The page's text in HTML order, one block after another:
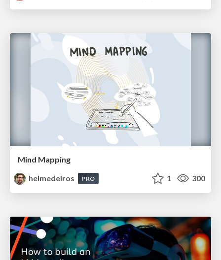
Mind Mapping
helmedeiros
PRO 1 300